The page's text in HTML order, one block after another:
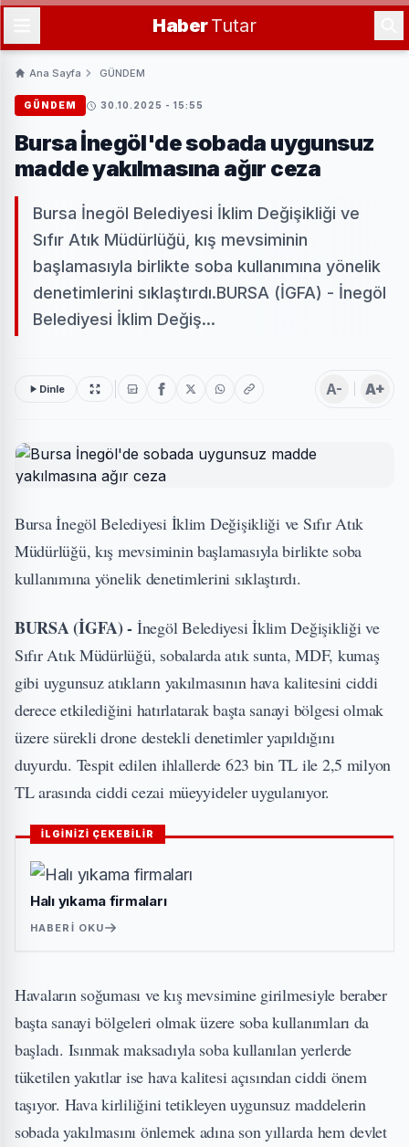
HaberTutar
Ana Sayfa GÜNDEM
GÜNDEM 30.10.2025 - 15:55
Bursa İnegöl'de sobada uygunsuz
madde yakılmasına ağır ceza
Bursa İnegöl Belediyesi İklim Değişikliği ve
Sıfır Atık Müdürlüğü, kış mevsiminin
başlamasıyla birlikte soba kullanımına yönelik
denetimlerini sıklaştırdı.BURSA (İGFA) - İnegöl
Belediyesi İklim Değiş...
Dinle A- A+
Bursa İnegöl Belediyesi İklim Değişikliği ve Sıfır Atık
Müdürlüğü, kış mevsiminin başlamasıyla birlikte soba
kullanımına yönelik denetimlerini sıklaştırdı.
BURSA (İGFA) - İnegöl Belediyesi İklim Değişikliği ve
Sıfır Atık Müdürlüğü, sobalarda atık sunta, MDF, kumaş
gibi uygunsuz atıkların yakılmasının hava kalitesini ciddi
derece etkilediğini hatırlatarak başta sanayi bölgesi olmak
üzere sürekli drone destekli denetimler yapıldığını
duyurdu. Tespit edilen ihlallerde 623 bin TL ile 2,5 milyon
TL arasında ciddi cezai müeyyideler uygulanıyor.
İLGİNİZİ ÇEKEBİLİR
Halı yıkama firmaları
HABERI OKU
Havaların soğuması ve kış mevsimine girilmesiyle beraber
başta sanayi bölgeleri olmak üzere soba kullanımları da
başladı. Isınmak maksadıyla soba kullanılan yerlerde
tüketilen yakıtlar ise hava kalitesi açısından ciddi önem
taşıyor. Hava kirliliğini tetikleyen uygunsuz maddelerin
sobada yakılmasını önlemek adına son yıllarda hem devlet